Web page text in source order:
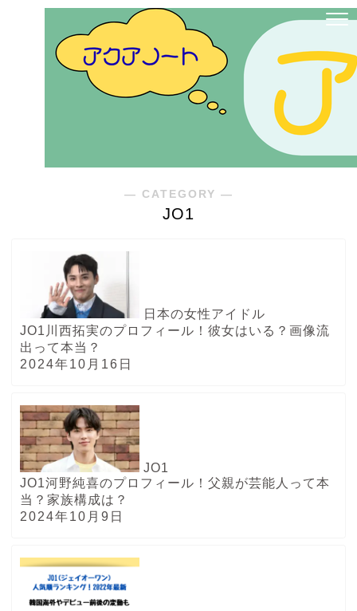
― CATEGORY ―
JO1
日本の女性アイドル
JO1川西拓実のプロフィール！彼女はいる？画像流
出って本当？
2024年10月16日
JO1
JO1河野純喜のプロフィール！父親が芸能人って本
当？家族構成は？
2024年10月9日